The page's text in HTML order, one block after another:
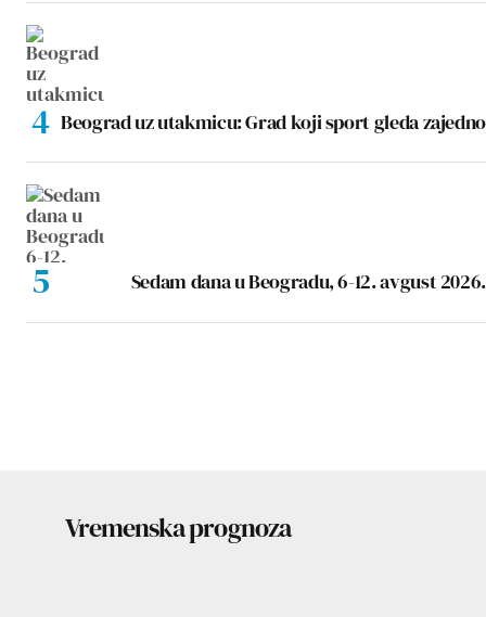
Beograd uz utakmicu: Grad koji sport gleda zajedno
Sedam dana u Beogradu, 6-12. avgust 2026.
Vremenska prognoza